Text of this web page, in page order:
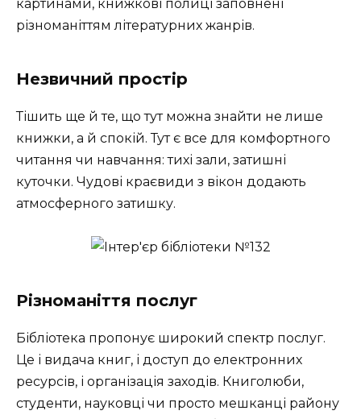
картинами, книжкові полиці заповнені
різноманіттям літературних жанрів.
Незвичний простір
Тішить ще й те, що тут можна знайти не лише
книжки, а й спокій. Тут є все для комфортного
читання чи навчання: тихі зали, затишні
куточки. Чудові краєвиди з вікон додають
атмосферного затишку.
Різноманіття послуг
Бібліотека пропонує широкий спектр послуг.
Це і видача книг, і доступ до електронних
ресурсів, і організація заходів. Книголюби,
студенти, науковці чи просто мешканці району